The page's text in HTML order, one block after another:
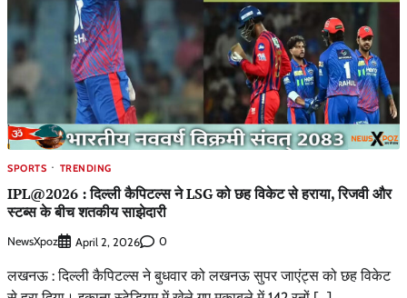
SPORTS TRENDING
IPL@2026 : दिल्ली कैपिटल्स ने LSG को छह विकेट से हराया, रिजवी और
स्टब्स के बीच शतकीय साझेदारी
NewsXpoz April 2, 2026 0
लखनऊ : दिल्ली कैपिटल्स ने बुधवार को लखनऊ सुपर जाएंट्स को छह विकेट